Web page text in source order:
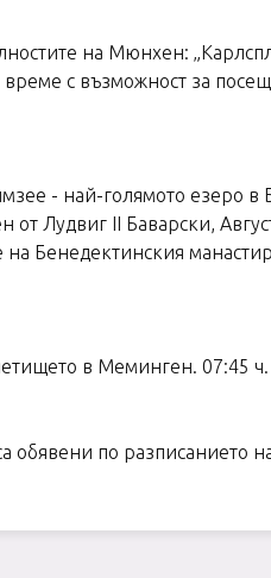
на Мюнхен:
с възможност за
- най-голямото езеро
от Лудвиг ІІ Баварски,
Бенедектинския
в Меминген. 07:45
обявени по